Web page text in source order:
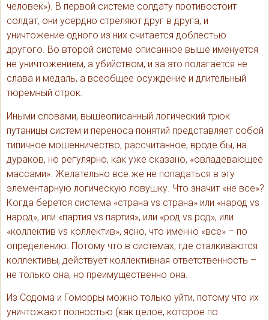
человек»). В первой системе солдату противостоит
солдат, они усердно стреляют друг в друга, и
уничтожение одного из них считается доблестью
другого. Во второй системе описанное выше именуется
не уничтожением, а убийством, и за это полагается не
слава и медаль, а всеобщее осуждение и длительный
тюремный строк.
Иными словами, вышеописанный логический трюк
путаницы систем и переноса понятий представляет собой
типичное мошенничество, рассчитанное, вроде бы, на
дураков, но регулярно, как уже сказано, «овладевающее
массами». Желательно все же не попадаться в эту
элементарную логическую ловушку. Что значит «не все»?
Когда берется система «страна vs страна» или «народ vs
народ», или «партия vs партия», или «род vs род», или
«коллектив vs коллектив», ясно, что именно «все» – по
определению. Потому что в системах, где сталкиваются
коллективы, действует коллективная ответственность –
не только она, но преимущественно она.
Из Содома и Гоморры можно только уйти, потому что их
уничтожают полностью (как целое, которое по